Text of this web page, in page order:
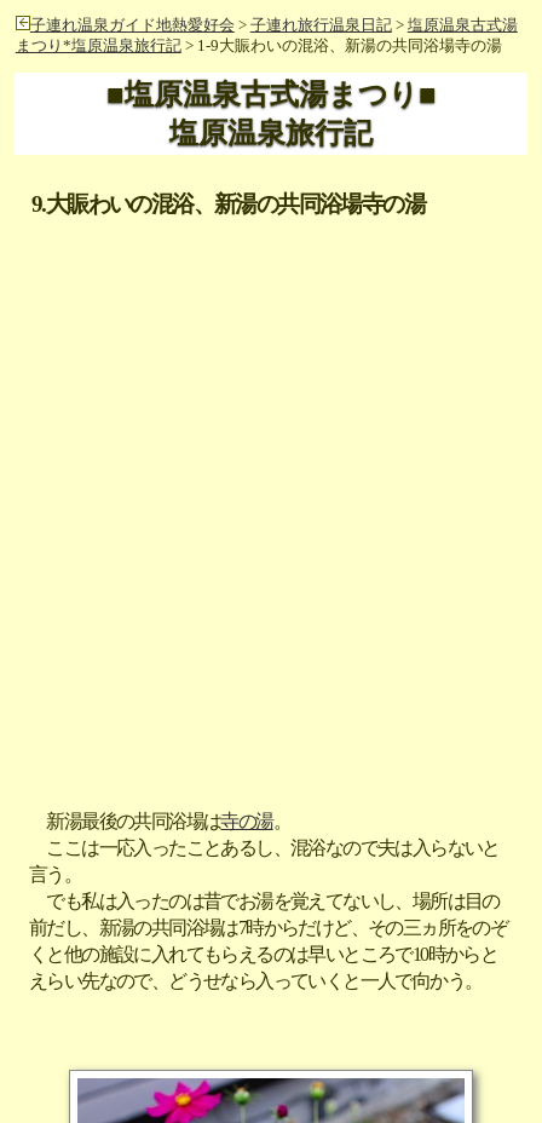
子連れ温泉ガイド地熱愛好会 > 子連れ旅行温泉日記> 塩原温泉古式湯
まつり*塩原温泉旅行記> 1-9大賑わいの混浴、新湯の共同浴場寺の湯
■塩原温泉古式湯まつり■
塩原温泉旅行記
9.大賑わいの混浴、新湯の共同浴場寺の湯
新湯最後の共同浴場は寺の湯。
ここは一応入ったことあるし、混浴なので夫は入らないと
言う。
でも私は入ったのは昔でお湯を覚えてないし、場所は目の
前だし、新湯の共同浴場は7時からだけど、その三ヵ所をのぞ
くと他の施設に入れてもらえるのは早いところで10時からと
えらい先なので、どうせなら入っていくと一人で向かう。